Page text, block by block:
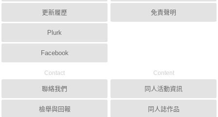
更新履歷
Plurk
Facebook
免責聲明
Contact
聯絡我們
檢舉與回報
Content
同人活動資訊
同人誌作品